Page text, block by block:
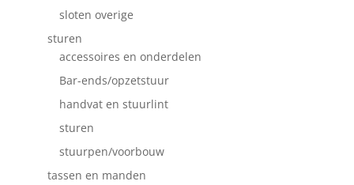
sloten overige
sturen
accessoires en onderdelen
Bar-ends/opzetstuur
handvat en stuurlint
sturen
stuurpen/voorbouw
tassen en manden